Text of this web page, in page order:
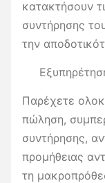
κατακτήσουν
συντήρησης
την
Παρέχετε
πώληση,
συντήρησης,
προμήθειας
τη